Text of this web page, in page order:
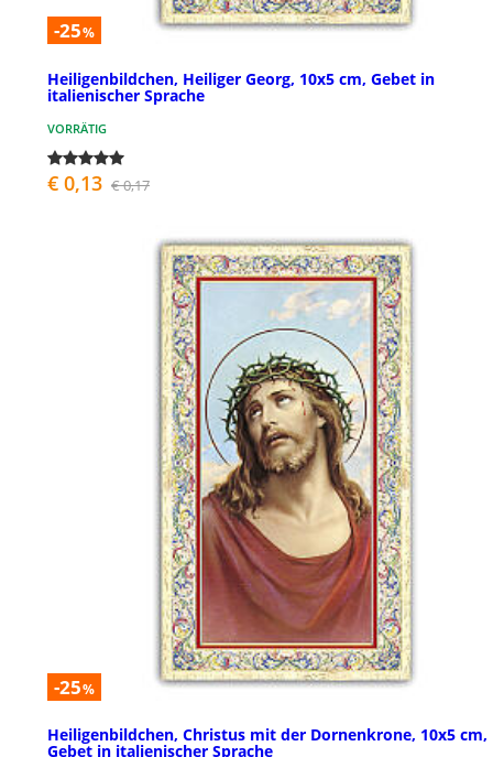
-25%
Heiligenbildchen, Heiliger Georg, 10x5 cm, Gebet in
italienischer Sprache
VORRÄTIG
€ 0,13 € 0,17
-25%
Heiligenbildchen, Christus mit der Dornenkrone, 10x5 cm,
Gebet in italienischer Sprache